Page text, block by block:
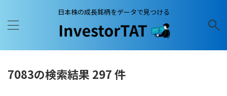
日本株の成長銘柄をデータで見つける
7083の検索結果 297 件